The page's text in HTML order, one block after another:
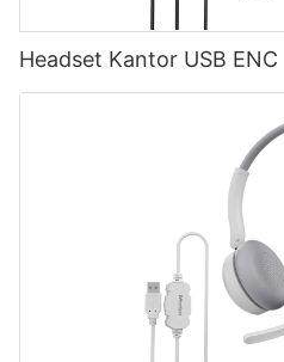
Headset Kantor USB ENC